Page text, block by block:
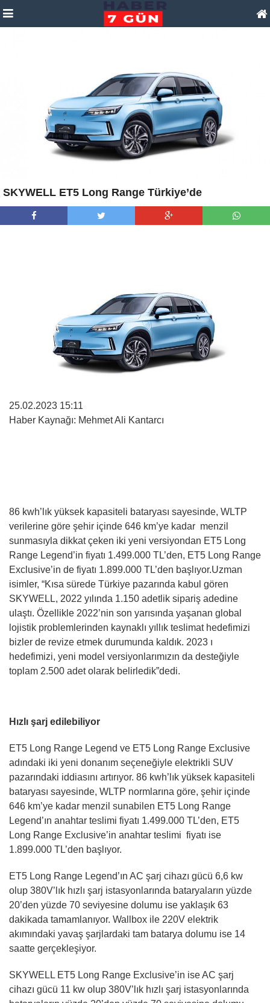
SKYWELL ET5 Long Range Türkiye’de
25.02.2023 15:11
Haber Kaynağı: Mehmet Ali Kantarcı
86 kwh’lık yüksek kapasiteli bataryası sayesinde, WLTP
verilerine göre şehir içinde 646 km’ye kadar menzil
sunmasıyla dikkat çeken iki yeni versiyondan ET5 Long
Range Legend’in fiyatı 1.499.000 TL’den, ET5 Long Range
Exclusive’in de fiyatı 1.899.000 TL’den başlıyor.Uzman
isimler, “Kısa sürede Türkiye pazarında kabul gören
SKYWELL, 2022 yılında 1.150 adetlik sipariş adedine
ulaştı. Özellikle 2022’nin son yarısında yaşanan global
lojistik problemlerinden kaynaklı yıllık teslimat hedefimizi
bizler de revize etmek durumunda kaldık. 2023 ı
hedefimizi, yeni model versiyonlarımızın da desteğiyle
toplam 2.500 adet olarak belirledik”dedi.
Hızlı şarj edilebiliyor
ET5 Long Range Legend ve ET5 Long Range Exclusive
adındaki iki yeni donanım seçeneğiyle elektrikli SUV
pazarındaki iddiasını artırıyor. 86 kwh’lık yüksek kapasiteli
bataryası sayesinde, WLTP normlarına göre, şehir içinde
646 km’ye kadar menzil sunabilen ET5 Long Range
Legend’ın anahtar teslimi fiyatı 1.499.000 TL’den, ET5
Long Range Exclusive’in anahtar teslimi fiyatı ise
1.899.000 TL’den başlıyor.
ET5 Long Range Legend’ın AC şarj cihazı gücü 6,6 kw
olup 380V’lık hızlı şarj istasyonlarında bataryaların yüzde
20’den yüzde 70 seviyesine dolumu ise yaklaşık 63
dakikada tamamlanıyor. Wallbox ile 220V elektrik
akımındaki yavaş şarjlardaki tam batarya dolumu ise 14
saatte gerçekleşiyor.
SKYWELL ET5 Long Range Exclusive’in ise AC şarj
cihazı gücü 11 kw olup 380V’lık hızlı şarj istasyonlarında